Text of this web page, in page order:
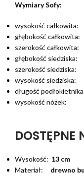
Wymiary Sofy:
wysokość
głębokość
szerokość całkowita:
głębokość
szerokość
wysokość
długość
wysokość
DOSTĘPNE
Wysokość: 13 cm
Materiał: drewno